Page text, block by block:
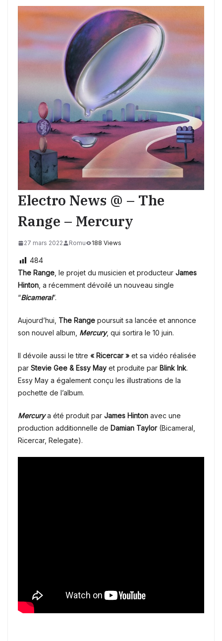
Electro News @ – The
Range – Mercury
27 mars 2022 Romu 188 Views
484
The Range, le projet du musicien et producteur James
Hinton, a récemment dévoilé un nouveau single
“Bicameral”.
Aujourd’hui, The Range poursuit sa lancée et annonce
son nouvel album, Mercury, qui sortira le 10 juin.
Il dévoile aussi le titre « Ricercar » et sa vidéo réalisée
par Stevie Gee & Essy May et produite par Blink Ink.
Essy May a également conçu les illustrations de la
pochette de l’album.
Mercurya été produit par James Hinton avec une
production additionnelle de Damian Taylor(Bicameral,
Ricercar, Relegate).